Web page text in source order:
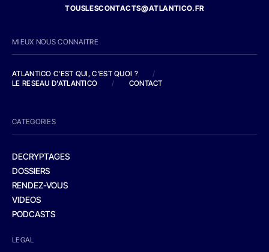
TOUSLESCONTACTS@ATLANTICO.FR
MIEUX NOUS CONNAITRE
ATLANTICO C'EST QUI, C'EST QUOI ?
/
LE RESEAU D'ATLANTICO
/ CONTACT
CATEGORIES
DECRYPTAGES
DOSSIERS
RENDEZ-VOUS
VIDEOS
PODCASTS
LEGAL